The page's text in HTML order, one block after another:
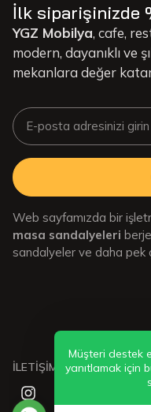
İlk siparişinizde
YGZ Mobilya, cafe,
modern, dayanıklı ve
mekanlara değer
Web sayfamızda bir
masa sandalyeleri
sandalyeler ve daha pek
İLETİŞİMDE KALIN:
yanıtlamak için